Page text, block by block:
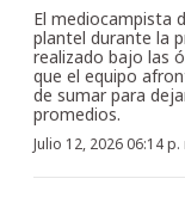
El mediocampista
plantel durante la
realizado bajo las
que el equipo
de sumar para
promedios.
Julio 12, 2026 06:14 p.